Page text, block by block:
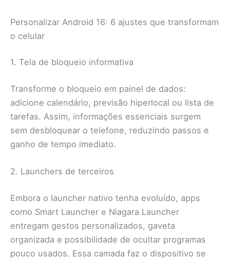
Personalizar Android 16: 6 ajustes que transformam
o celular
1. Tela de bloqueio informativa
Transforme o bloqueio em painel de dados:
adicione calendário, previsão hiperlocal ou lista de
tarefas. Assim, informações essenciais surgem
sem desbloquear o telefone, reduzindo passos e
ganho de tempo imediato.
2. Launchers de terceiros
Embora o launcher nativo tenha evoluído, apps
como Smart Launcher e Niagara Launcher
entregam gestos personalizados, gaveta
organizada e possibilidade de ocultar programas
pouco usados. Essa camada faz o dispositivo se